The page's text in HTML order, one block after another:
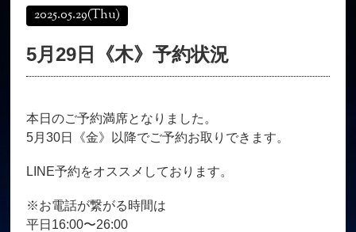
オンラインショップ
育毛コース よくある質問
お客様の声 シーヘアーのブログ
2025.05.29(Thu)
5月29日《木》予約状況
本日のご予約満席となりました。
5月30日《金》以降でご予約お取りできます。
LINE予約をオススメしております。
※お電話が繋がる時間は
平日16:00〜26:00